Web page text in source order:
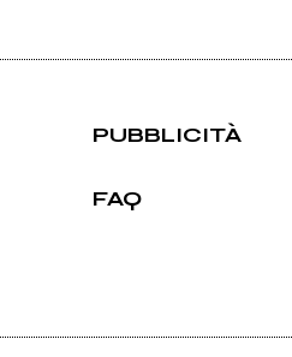
PUBBLICITÀ
FAQ